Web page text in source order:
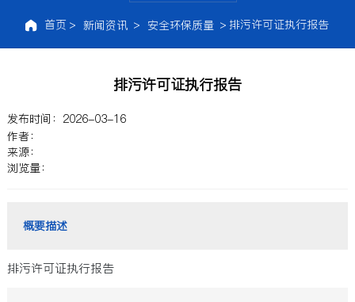
市场与服务
人才战略
联系我们
首页 新闻资讯 安全环保质量 排污许可证执行报告
排污许可证执行报告
2026-03-16
排污许可证执行报告